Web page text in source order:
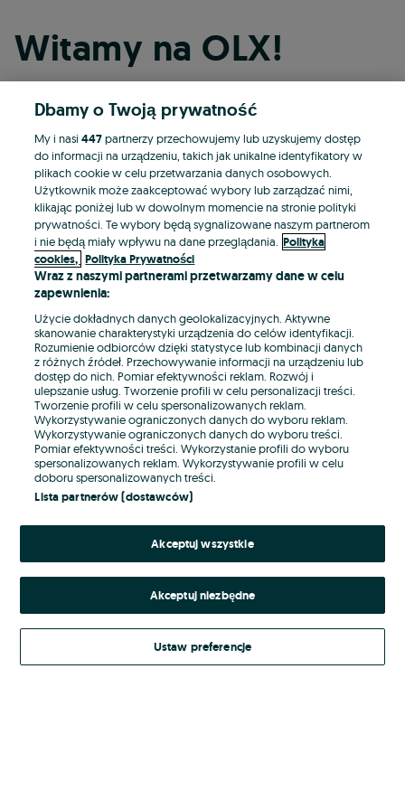
Witamy na OLX!
Kontynuuj przez Facebooka
Kontynuuj przez konto Apple
Kontynuuj przez konto Google
LUB
E-mail
Hasło
Nie pamiętasz hasła?
Zaloguj się
Kontynuując za pośrednictwem jednego z dostawców wskazanych powyżej,
Regulamin serwisuOLX.pl w jego aktualnym brzmieniu.
Dbamy o Twoją prywatność
My i nasi447partnerzy przechowujemy lub uzyskujemy dostęp
do informacji na urządzeniu, takich jak unikalne identyfikatory w
plikach cookie w celu przetwarzania danych osobowych.
Użytkownik może zaakceptować wybory lub zarządzać nimi,
klikając poniżej lub w dowolnym momencie na stronie polityki
prywatności. Te wybory będą sygnalizowane naszym partnerom
i nie będą miały wpływu na dane przeglądania. Polityka
cookies, Polityka Prywatności
Wraz z naszymi partnerami przetwarzamy dane w celu
zapewnienia:
Użycie dokładnych danych geolokalizacyjnych. Aktywne
skanowanie charakterystyki urządzenia do celów identyfikacji.
Rozumienie odbiorców dzięki statystyce lub kombinacji danych
z różnych źródeł. Przechowywanie informacji na urządzeniu lub
dostęp do nich. Pomiar efektywności reklam. Rozwój i
ulepszanie usług. Tworzenie profili w celu personalizacji treści.
Tworzenie profili w celu spersonalizowanych reklam.
Wykorzystywanie ograniczonych danych do wyboru reklam.
Wykorzystywanie ograniczonych danych do wyboru treści.
Pomiar efektywności treści. Wykorzystanie profili do wyboru
spersonalizowanych reklam. Wykorzystywanie profili w celu
doboru spersonalizowanych treści.
Lista partnerów (dostawców)
Akceptuj wszystkie
Akceptuj niezbędne
Ustaw preferencje